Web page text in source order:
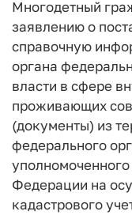
Многодетный
заявлению о
справочную
органа
власти в сфере
проживающих
(документы) из
федерального
Федерации на
кадастрового